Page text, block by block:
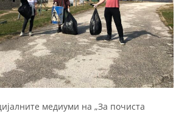
медиуми на „За почиста